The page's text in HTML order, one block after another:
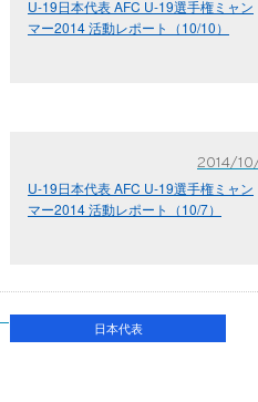
U-19日本代表 AFC U-19選手権ミャン
マー2014 活動レポート（10/10）
日本代表
2014/
U-19日本代表 AFC U-19選手権ミャン
マー2014 活動レポート（10/7）